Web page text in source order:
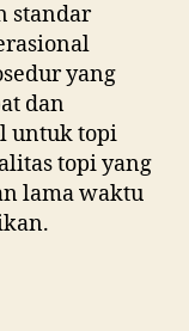
standar
yang
dan
untuk topi
topi yang
lama waktu